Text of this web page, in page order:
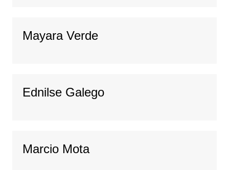
Mayara Verde
Ednilse Galego
Marcio Mota